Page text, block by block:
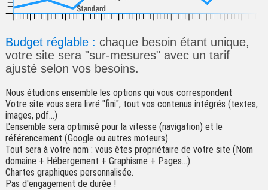
Budget réglable : chaque besoin étant unique,
votre site sera "sur-mesures" avec un tarif
ajusté selon vos besoins.
Nous étudions ensemble les options qui vous correspondent
Votre site vous sera livré "fini", tout vos contenus intégrés (textes,
images, pdf...)
L'ensemble sera optimisé pour la vitesse (navigation) et le
référencement (Google ou autres moteurs)
Tout sera à votre nom : vous êtes propriétaire de votre site (Nom
domaine + Hébergement + Graphisme + Pages...).
Chartes graphiques personnalisée.
Pas d'engagement de durée !